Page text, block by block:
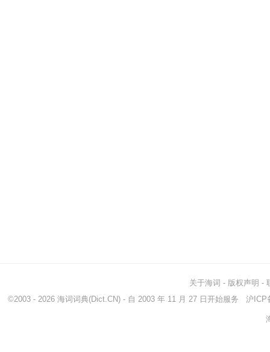
关于海词 - 版权声明 -
©2003 - 2026 海词词典(Dict.CN) - 自 2003 年 11 月 27 日开始服务 沪ICP